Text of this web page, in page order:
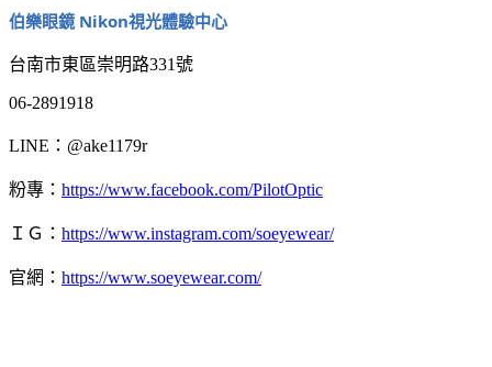
伯樂眼鏡 Nikon視光體驗中心
台南市東區崇明路331號
06-2891918
LINE：@ake1179r
粉專： https://www.facebook.com/PilotOptic
ＩＧ： https://www.instagram.com/soeyewear/
官網： https://www.soeyewear.com/